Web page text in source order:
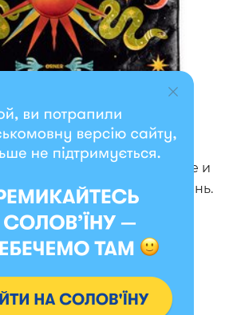
лучший дизайн, покупайте и
комфорт на новый уровень.
сразу 2, потому что мы
вернетесь за подарком
😉